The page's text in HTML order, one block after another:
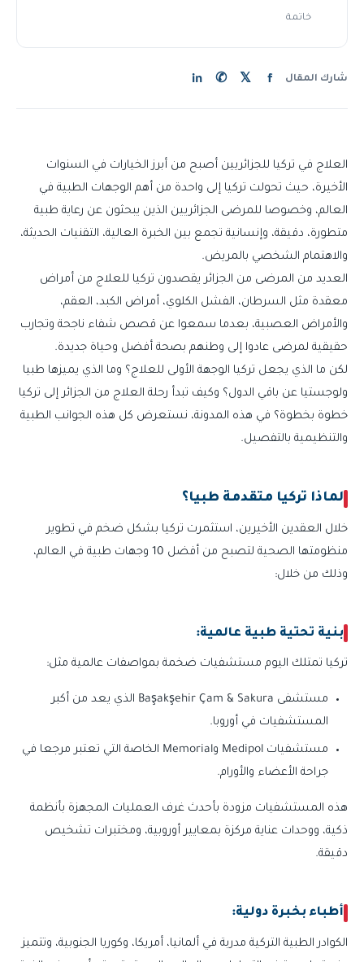
خاتمة
شارك المقال f
𝕏
✆
in
العلاج في تركيا للجزائريين أصبح من أبرز الخيارات في السنوات
الأخيرة، حيث تحولت تركيا إلى واحدة من أهم الوجهات الطبية في
العالم، وخصوصا للمرضى الجزائريين الذين يبحثون عن رعاية طبية
متطورة، دقيقة، وإنسانية تجمع بين الخبرة العالية، التقنيات الحديثة،
والاهتمام الشخصي بالمريض.
العديد من المرضى من الجزائر يقصدون تركيا للعلاج من أمراض
معقدة مثل السرطان، الفشل الكلوي، أمراض الكبد، العقم،
والأمراض العصبية، بعدما سمعوا عن قصص شفاء ناجحة وتجارب
حقيقية لمرضى عادوا إلى وطنهم بصحة أفضل وحياة جديدة.
لكن ما الذي يجعل تركيا الوجهة الأولى للعلاج؟ وما الذي يميزها طبيا
ولوجستيا عن باقي الدول؟ وكيف تبدأ رحلة العلاج من الجزائر إلى تركيا
خطوة بخطوة؟ في هذه المدونة، نستعرض كل هذه الجوانب الطبية
والتنظيمية بالتفصيل.
لماذا تركيا متقدمة طبيا؟
خلال العقدين الأخيرين، استثمرت تركيا بشكل ضخم في تطوير
منظومتها الصحية لتصبح من أفضل 10 وجهات طبية في العالم،
وذلك من خلال:
بنية تحتية طبية عالمية:
تركيا تمتلك اليوم مستشفيات ضخمة بمواصفات عالمية مثل:
مستشفى Başakşehir Çam & Sakura الذي يعد من أكبر
المستشفيات في أوروبا.
مستشفيات Medipol وMemorial الخاصة التي تعتبر مرجعا في
جراحة الأعضاء والأورام.
هذه المستشفيات مزودة بأحدث غرف العمليات المجهزة بأنظمة
ذكية، ووحدات عناية مركزة بمعايير أوروبية، ومختبرات تشخيص
دقيقة.
أطباء بخبرة دولية:
الكوادر الطبية التركية مدربة في ألمانيا، أمريكا، وكوريا الجنوبية، وتتميز